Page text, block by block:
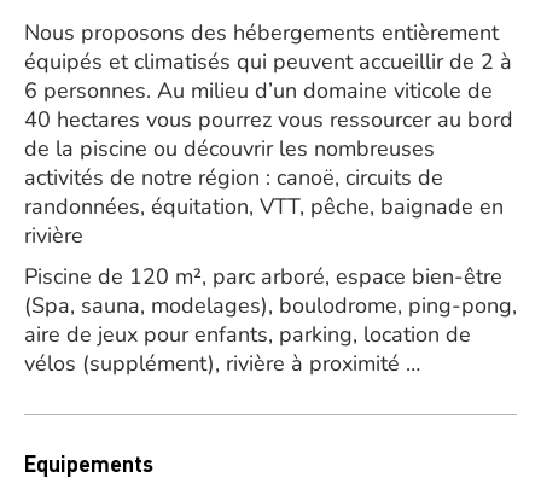
Nous proposons des hébergements entièrement
équipés et climatisés qui peuvent accueillir de 2 à
6 personnes. Au milieu d’un domaine viticole de
40 hectares vous pourrez vous ressourcer au bord
de la piscine ou découvrir les nombreuses
activités de notre région : canoë, circuits de
randonnées, équitation, VTT, pêche, baignade en
rivière
Piscine de 120 m², parc arboré, espace bien-être
(Spa, sauna, modelages), boulodrome, ping-pong,
aire de jeux pour enfants, parking, location de
vélos (supplément), rivière à proximité …
Equipements